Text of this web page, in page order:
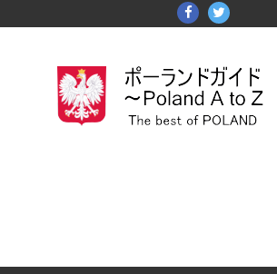
to
Facebook
Twitter